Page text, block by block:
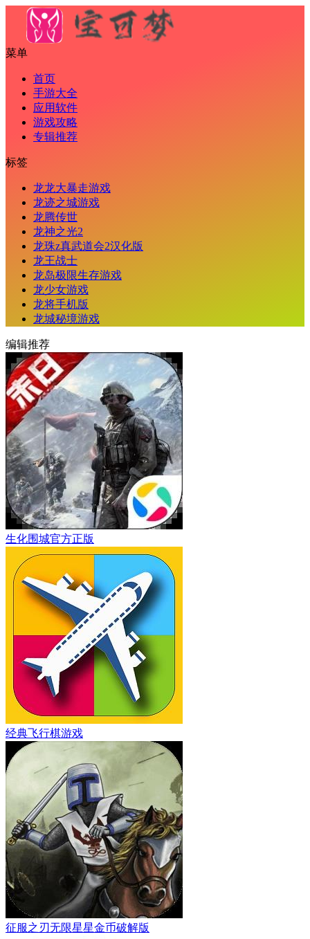
菜单
首页
手游大全
应用软件
游戏攻略
专辑推荐
标签
龙龙大暴走游戏
龙迹之城游戏
龙腾传世
龙神之光2
龙珠z真武道会2汉化版
龙王战士
龙岛极限生存游戏
龙少女游戏
龙将手机版
龙城秘境游戏
编辑推荐
生化围城官方正版
经典飞行棋游戏
征服之刃无限星星金币破解版